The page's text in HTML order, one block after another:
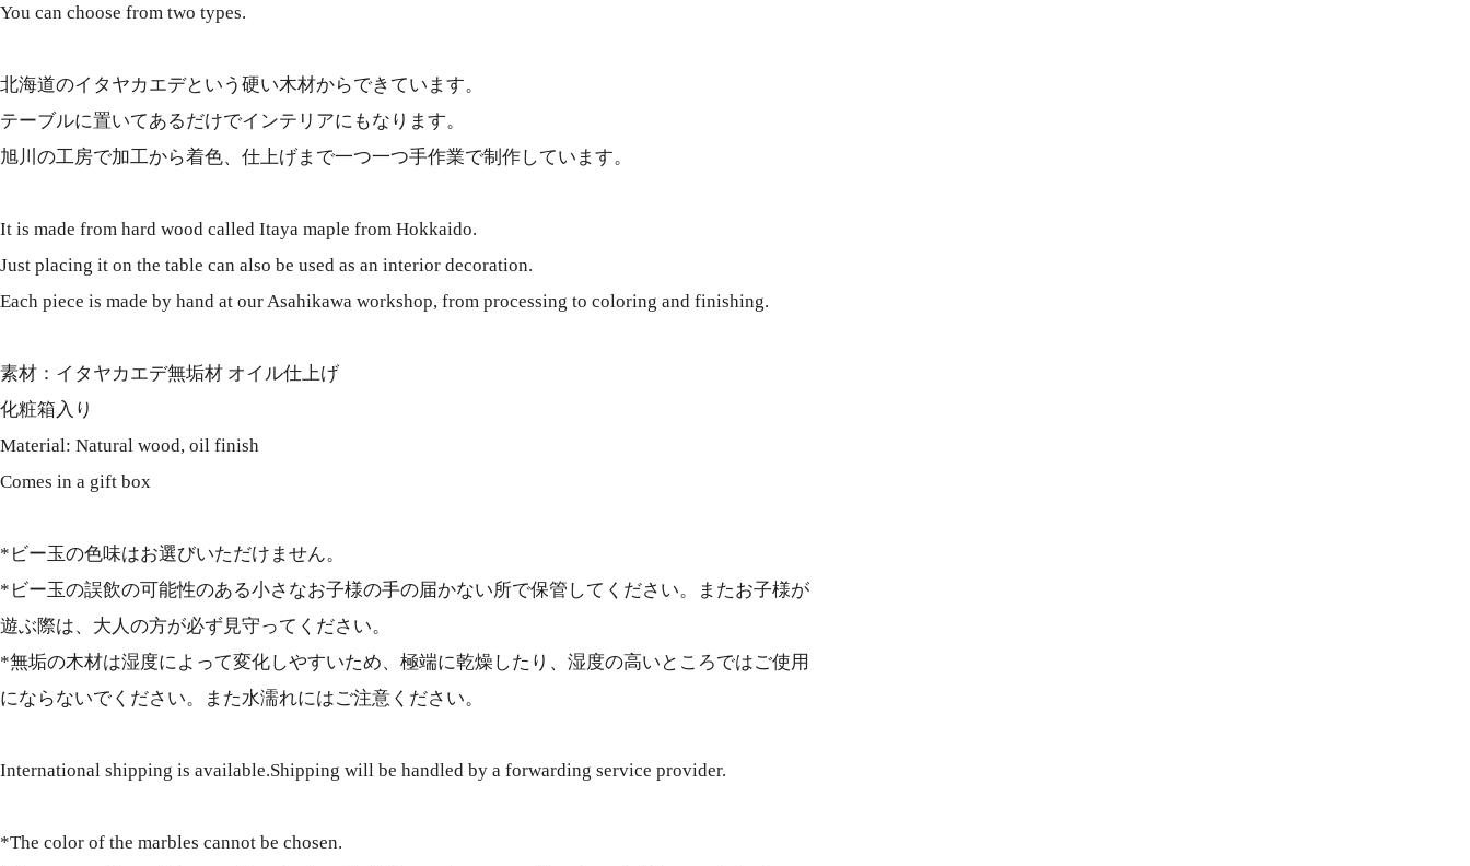
You can choose from two types.
北海道のイタヤカエデという硬い木材からできています。
テーブルに置いてあるだけでインテリアにもなります。
旭川の工房で加工から着色、仕上げまで一つ一つ手作業で制作しています。
It is made from hard wood called Itaya maple from Hokkaido.
Just placing it on the table can also be used as an interior decoration.
Each piece is made by hand at our Asahikawa workshop, from processing to coloring and finishing.
素材：イタヤカエデ無垢材 オイル仕上げ
化粧箱入り
Material: Natural wood, oil finish
Comes in a gift box
*ビー玉の色味はお選びいただけません。
*ビー玉の誤飲の可能性のある小さなお子様の手の届かない所で保管してください。またお子様が
遊ぶ際は、大人の方が必ず見守ってください。
*無垢の木材は湿度によって変化しやすいため、極端に乾燥したり、湿度の高いところではご使用
にならないでください。また水濡れにはご注意ください。
International shipping is available.Shipping will be handled by a forwarding service provider.
*The color of the marbles cannot be chosen.